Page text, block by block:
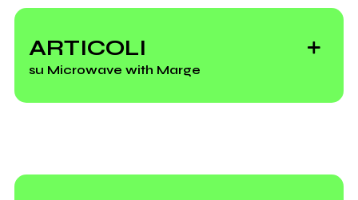
ARTICOLI
su Microwave with Marge
R.U.N.I., il 19